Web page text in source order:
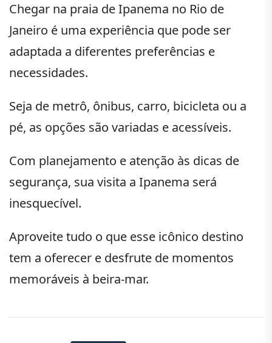
Chegar na praia de Ipanema no Rio de
Janeiro é uma experiência que pode ser
adaptada a diferentes preferências e
necessidades.
Seja de metrô, ônibus, carro, bicicleta ou a
pé, as opções são variadas e acessíveis.
Com planejamento e atenção às dicas de
segurança, sua visita a Ipanema será
inesquecível.
Aproveite tudo o que esse icônico destino
tem a oferecer e desfrute de momentos
memoráveis à beira-mar.